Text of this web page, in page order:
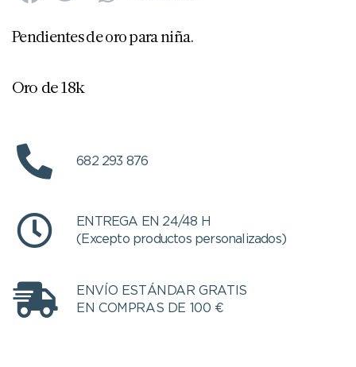
Pendientes de oro para niña.
Oro de 18k
682 293 876
ENTREGA EN 24/48 H
(Excepto productos personalizados)
ENVÍO ESTÁNDAR GRATIS
EN COMPRAS DE 100 €